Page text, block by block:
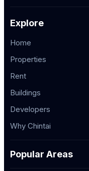
Explore
Home
Properties
Rent
Buildings
Developers
Why Chintai
Popular Areas